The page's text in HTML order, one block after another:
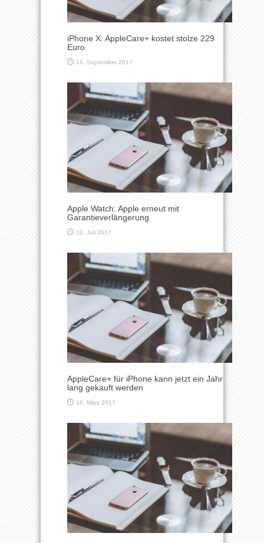
iPhone X: AppleCare+ kostet stolze 229
Euro
13. September 2017
Apple Watch: Apple erneut mit
Garantieverlängerung
12. Juli 2017
AppleCare+ für iPhone kann jetzt ein Jahr
lang gekauft werden
18. März 2017